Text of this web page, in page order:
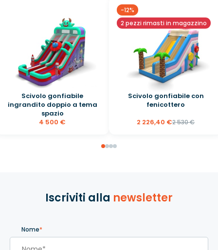
Scivolo gonfiabile
ingrandito doppio a tema
spazio
4 500 €
-12%
2 pezzi rimasti in magazzino
Scivolo gonfiabile con
fenicottero
2 226,40 €2 530 €
Iscriviti alla newsletter
Nome*